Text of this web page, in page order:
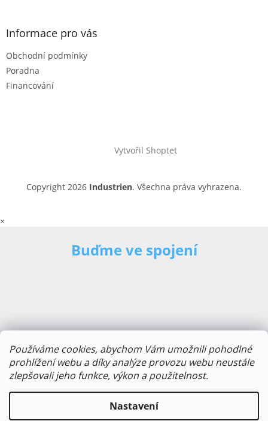
Používáme cookies, abychom Vám umožnili pohodlné
prohlížení webu a díky analýze provozu webu neustále
zlepšovali jeho funkce, výkon a použitelnost.
Nastavení
Informace pro vás
Obchodní podmínky
Poradna
Financování
Vytvořil Shoptet
Copyright 2026 Industrien. Všechna práva vyhrazena.
×
Buďme ve spojení
E-mailová adresa